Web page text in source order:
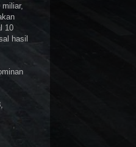
10
hasil